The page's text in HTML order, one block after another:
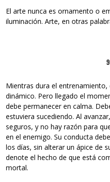
El arte nunca es ornamento o
iluminación. Arte, en otras
9
Mientras dura el
dinámico. Pero llegado el
debe permanecer en calma.
estuviera sucediendo. Al
seguros, y no hay razón para
en el enemigo. Su conducta
los días, sin alterar un ápice de
denote el hecho de que está
mortal.